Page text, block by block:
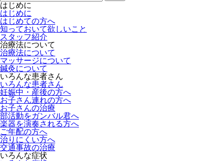
はじめに
はじめに
はじめての方へ
知っておいて欲しいこと
スタッフ紹介
治療法について
治療法について
マッサージについて
鍼灸について
いろんな患者さん
いろんな患者さん
妊娠中・産後の方へ
お子さん連れの方へ
お子さんの治療
部活動をガンバル君へ
楽器を演奏される方へ
ご年配の方へ
治りにくい方へ
交通事故の治療
いろんな症状